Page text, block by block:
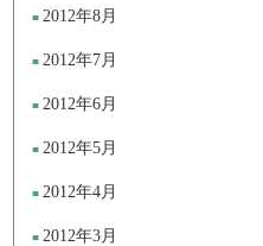
2012年8月
2012年7月
2012年6月
2012年5月
2012年4月
2012年3月